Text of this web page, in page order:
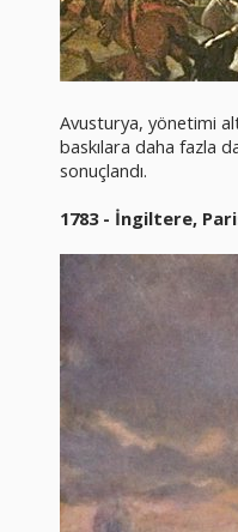
Avusturya, yönetimi
baskılara daha fazla
sonuçlandı.
1783 - İngiltere,